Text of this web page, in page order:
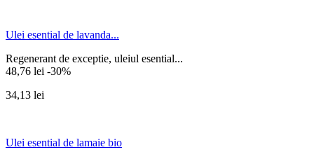
Ulei esential de lavanda...
Regenerant de exceptie, uleiul esential...
48,76 lei -30%
34,13 lei
Ulei esential de lamaie bio